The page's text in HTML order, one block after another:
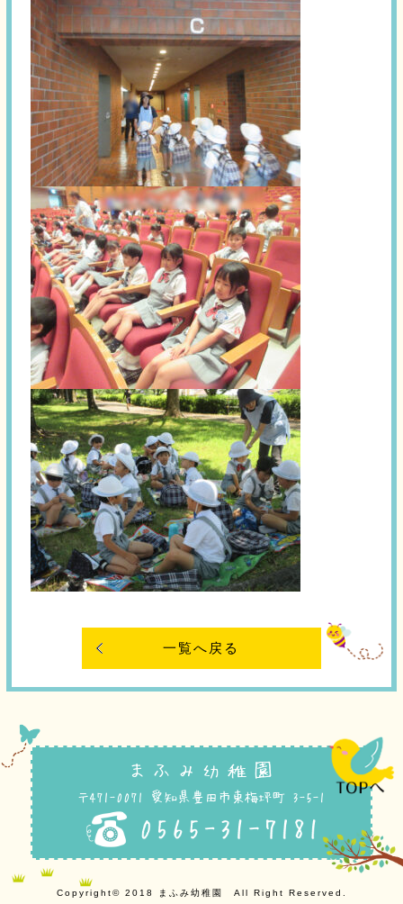
一覧へ戻る
まふみ幼稚園
〒471-0071 愛知県豊田市東梅坪町 3-5-1
Copyright© 2018 まふみ幼稚園 All Right Reserved.